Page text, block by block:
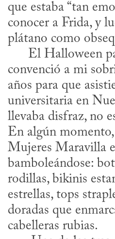
que estaba “tan
conocer a Frida, y
plátano como
convenció a mi
años para que
universitaria en
llevaba disfraz, no
En algún
Mujeres Maravilla
bamboleándose:
rodillas, bikinis
estrellas, tops
doradas que
cabelleras rubias.